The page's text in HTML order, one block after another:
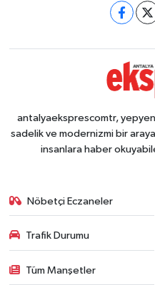
antalyaeksprescomtr,
sadelik ve modernizmi bir
insanlara haber
Nöbetçi Eczaneler
Trafik Durumu
Tüm Manşetler